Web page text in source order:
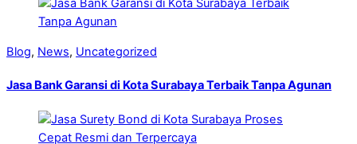
Blog, News, Uncategorized
Jasa Bank Garansi di Kota Surabaya Terbaik Tanpa Agunan